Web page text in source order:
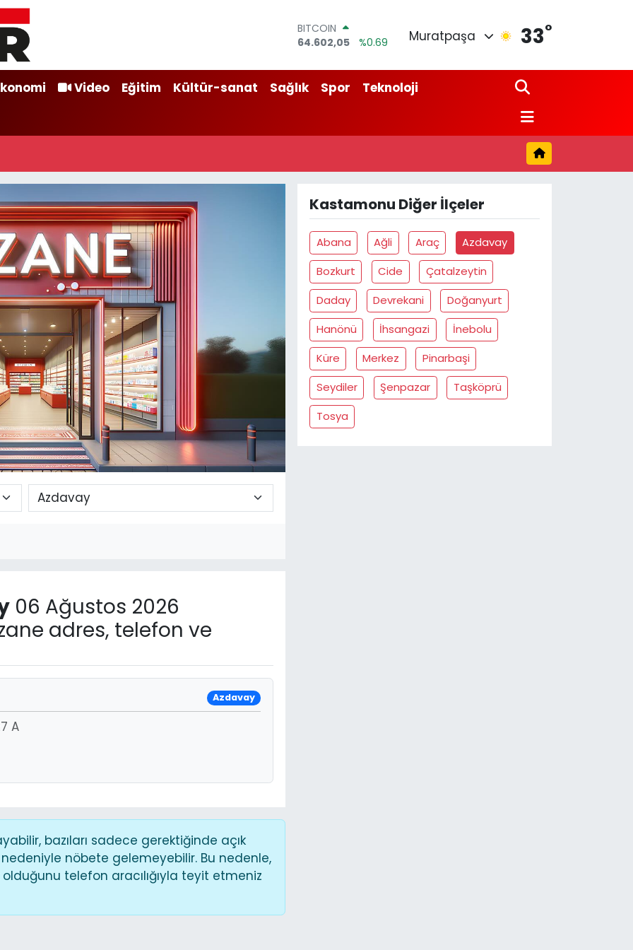
BITCOIN
64.602,05
%0.69
47,5986
%0.06
EURO
55,0700
BİST100
Muratpaşa 33°
Video Eğitim Kültür-sanat Sağlık Spor
Teknoloji
06 Ağustos 2026
adres, telefon ve
Azdavay
A
bazıları sadece gerektiğinde açık
nöbete gelemeyebilir. Bu nedenle,
telefon aracılığıyla teyit etmeniz
Kastamonu Diğer İlçeler
Abana Ağli Araç
Azdavay
Bozkurt
Cide
Çatalzeytin
Daday
Devrekani
Doğanyurt
Hanönü
İhsangazi
İnebolu
Küre
Merkez
Pinarbaşi
Seydiler
Şenpazar
Taşköprü
Tosya